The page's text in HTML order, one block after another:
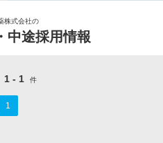
株式会社の
中途採用情報
1 - 1 件
1